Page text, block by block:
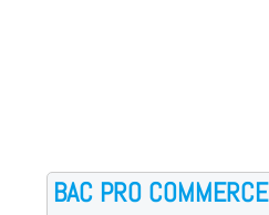
BAC PRO COMMERCE